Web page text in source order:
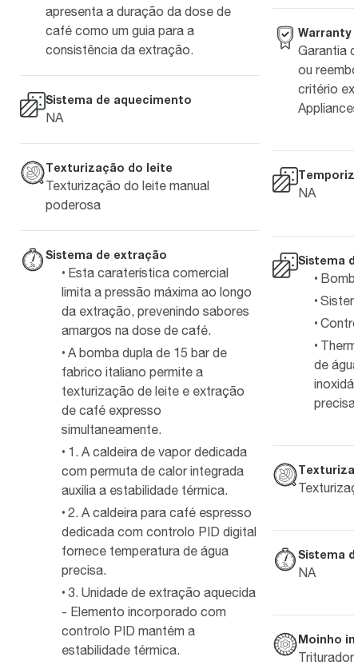
apresenta a duração da dose de
café como um guia para a
consistência da extração.
Sistema de aquecimento
NA
Texturização do leite
Texturização do leite manual
poderosa
Sistema de extração
Esta caraterística comercial
limita a pressão máxima ao longo
da extração, prevenindo sabores
amargos na dose de café.
A bomba dupla de 15 bar de
fabrico italiano permite a
texturização de leite e extração
de café expresso
simultaneamente.
1. A caldeira de vapor dedicada
com permuta de calor integrada
auxilia a estabilidade térmica.
2. A caldeira para café espresso
dedicada com controlo PID digital
fornece temperatura de água
precisa.
3. Unidade de extração aquecida
- Elemento incorporado com
controlo PID mantém a
estabilidade térmica.
Warranty
Garantia
ou
critério
NA
Sistema
de
Sistema
NA
Moinho